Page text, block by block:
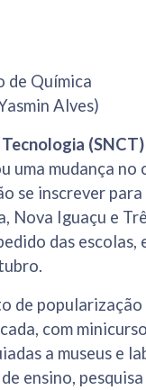
de Química
Alves)
(SNCT)
uma mudança
se inscrever
Nova Iguaçu e
das escolas,
de popularização
com
a museus e
ensino,